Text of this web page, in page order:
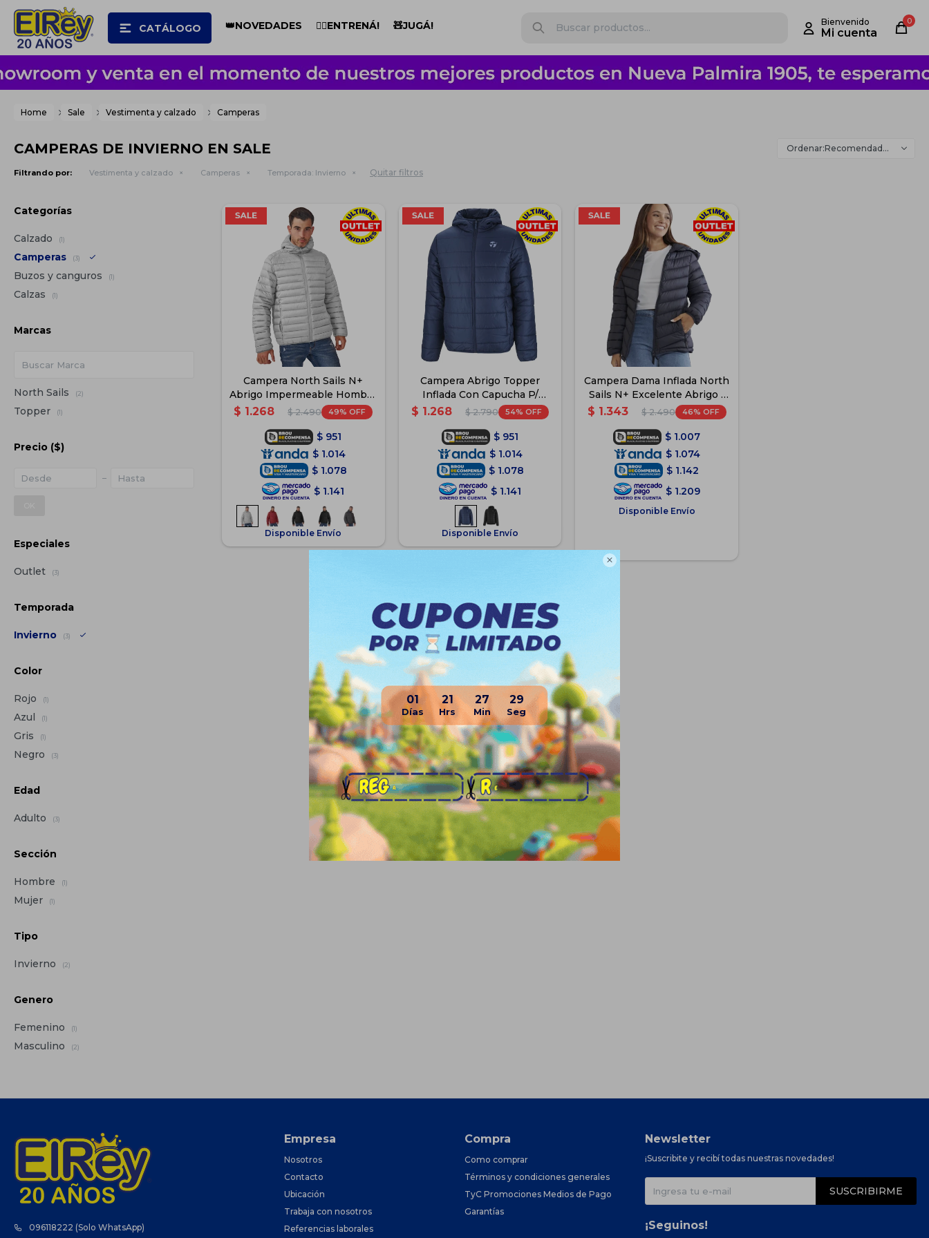

01 21 27 28
CATÁLOGO 👑NOVEDADES 🏋️‍♂️ENTRENÁ! 🧸JUGÁ! 0
Home Sale Vestimenta y calzado Camperas
CAMPERAS DE INVIERNO EN SALE Recomendados
Filtrando por: Vestimenta y calzado Camperas Temporada: Invierno Quitar filtros
Campera North Sails N+
Abrigo Impermeable Hombre
- Gris
$ 1.268 $ 2.490 49
$ 951
$ 1.014
$ 1.078
$ 1.141
Disponible Envío
Campera Abrigo Topper
Inflada Con Capucha P/
Hombre - Azul
$ 1.268 $ 2.790 54
$ 951
$ 1.014
$ 1.078
$ 1.141
Disponible Envío
Campera Dama Inflada North
Sails N+ Excelente Abrigo -
Negro
$ 1.343 $ 2.490 46
$ 1.007
$ 1.074
$ 1.142
$ 1.209
Disponible Envío
Categorías
Calzado (1)
Camperas (3)
Buzos y canguros (1)
Calzas (1)
Marcas
North Sails (2)
Topper (1)
Precio ($)
Especiales
Outlet (3)
Temporada
Invierno (3)
Color
Rojo (1)
Azul (1)
Gris (1)
Negro (3)
Edad
Adulto (3)
Sección
Hombre (1)
Mujer (1)
Tipo
Invierno (2)
Genero
Femenino (1)
Masculino (2)
096118222 (Solo WhatsApp)
Empresa
Nosotros
Contacto
Ubicación
Trabaja con nosotros
Referencias laborales
Compra
Como comprar
Términos y condiciones generales
TyC Promociones Medios de Pago
Garantías
Newsletter
¡Suscribite y recibí todas nuestras novedades!
SUSCRIBIRME
¡Seguinos!